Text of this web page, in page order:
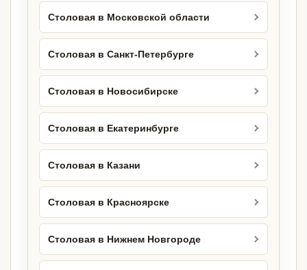
Столовая в Московской области
Столовая в Санкт-Петербурге
Столовая в Новосибирске
Столовая в Екатеринбурге
Столовая в Казани
Столовая в Красноярске
Столовая в Нижнем Новгороде